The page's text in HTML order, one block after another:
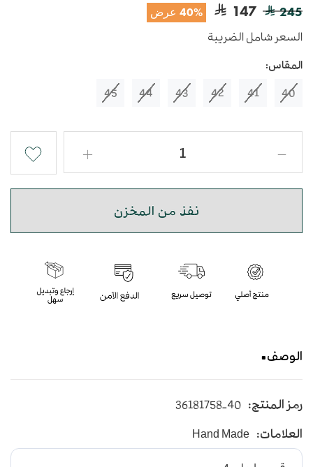
245
147 40% عرض
السعر شامل الضريبة
المقاس:
40
41
42
43
44
45
نفذ من المخزن
الوصف
يأتي بأرضية متوسطة الإرتفاع باللون الكحلي
و طبقة اسفنجية عالية الجودة لتعطي شعور بالراحة
ومقاومة الإنزلاق و التآكل
رمز المنتج: 36181758-40
العلامات: Hand Made